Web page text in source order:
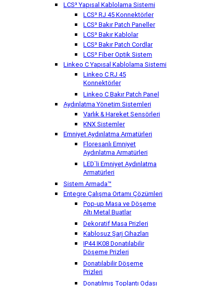
LCS³ Yapısal Kablolama Sistemi
LCS³ RJ 45 Konnektörler
LCS³ Bakır Patch Paneller
LCS³ Bakır Kablolar
LCS³ Bakır Patch Cordlar
LCS³ Fiber Optik Sistem
Linkeo C Yapısal Kablolama Sistemi
Linkeo C RJ 45
Konnektörler
Linkeo C Bakır Patch Panel
Aydınlatma Yönetim Sistemleri
Varlık & Hareket Sensörleri
KNX Sistemler
Emniyet Aydınlatma Armatürleri
Floresanlı Emniyet
Aydınlatma Armatürleri
LED`li Emniyet Aydınlatma
Armatürleri
Sistem Armada™
Entegre Çalışma Ortamı Çözümleri
Pop-up Masa ve Döşeme
Altı Metal Buatlar
Dekoratif Masa Prizleri
Kablosuz Şarj Cihazları
IP44 IK08 Donatılabilir
Döşeme Prizleri
Donatılabilir Döşeme
Prizleri
Donatılmış Toplantı Odası